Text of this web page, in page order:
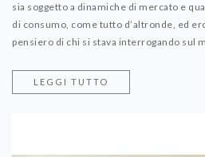
sia soggetto a dinamiche di mercato e
di consumo, come tutto d’altronde, ed
pensiero di chi si stava interrogando sul
LEGGI TUTTO